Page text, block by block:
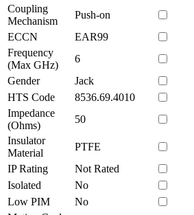
Coupling
Mechanism
Push-on
ECCN
EAR99
Frequency
(Max GHz)
6
Gender
Jack
HTS Code
8536.69.4010
Impedance
(Ohms)
50
Insulator
Material
PTFE
IP Rating
Not Rated
Isolated
No
Low PIM
No